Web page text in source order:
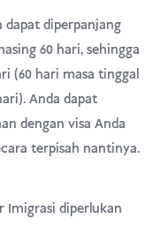
dapat diperpanjang
60 hari, sehingga
(60 hari masa tinggal
Anda dapat
dengan visa Anda
terpisah nantinya.
Imigrasi diperlukan